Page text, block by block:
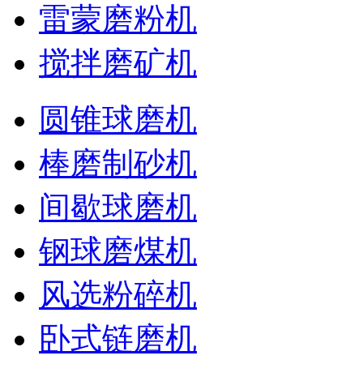
雷蒙磨粉机
搅拌磨矿机
圆锥球磨机
棒磨制砂机
间歇球磨机
钢球磨煤机
风选粉碎机
卧式链磨机